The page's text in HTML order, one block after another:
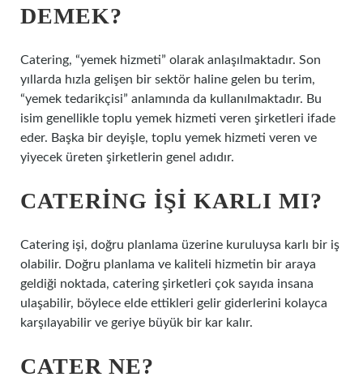
DEMEK?
Catering, “yemek hizmeti” olarak anlaşılmaktadır. Son
yıllarda hızla gelişen bir sektör haline gelen bu terim,
“yemek tedarikçisi” anlamında da kullanılmaktadır. Bu
isim genellikle toplu yemek hizmeti veren şirketleri ifade
eder. Başka bir deyişle, toplu yemek hizmeti veren ve
yiyecek üreten şirketlerin genel adıdır.
CATERING IŞI KARLI MI?
Catering işi, doğru planlama üzerine kuruluysa karlı bir iş
olabilir. Doğru planlama ve kaliteli hizmetin bir araya
geldiği noktada, catering şirketleri çok sayıda insana
ulaşabilir, böylece elde ettikleri gelir giderlerini kolayca
karşılayabilir ve geriye büyük bir kar kalır.
CATER NE?